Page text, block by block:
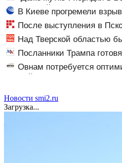
британской армии
В Киеве прогремели
После выступления в
«Ленинград» отменила
Над Тверской областью
Посланники Трампа
Москву и Киев
Овнам потребуется
настойчивость: гороскоп на
Новости smi2.ru
Загрузка...